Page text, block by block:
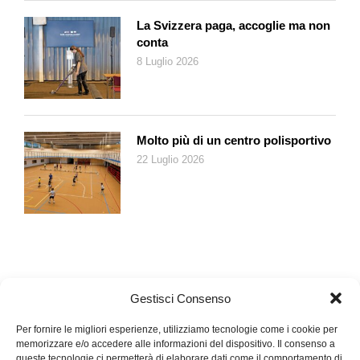
Gestisci Consenso
Per fornire le migliori esperienze, utilizziamo tecnologie come i cookie per
memorizzare e/o accedere alle informazioni del dispositivo. Il consenso a
psicologia individuale e gli stati d’animo dei piccoli ospiti,
registrandone gli umori negativi alla partenza e positivi al
rientro, e verbalizzandone anche le lettere spedite a casa.
Sono vistosi alcuni ricordi positivi, come quello della cantante
Rita Pavone, che frequentò le colonie Fiat nei primi anni
Cinquanta e che pur essendo stata spesso testimone del
«magnificamente in quel tipo di organizzazione». Andare in
colonia, esservi «mandati», non è comunque mai piaciuto ai
più; nemmeno a Enzo Biagi, piccolo ospite negli anni Trenta:
«era come andare soldato: un addio alla casa e alle care
abitudini, e avanti in fila per due: bagno, dormire, passeggiata,
La Svizzera paga, accoglie ma non
conta
8 Luglio 2026
Molto più di un centro polisportivo
22 Luglio 2026